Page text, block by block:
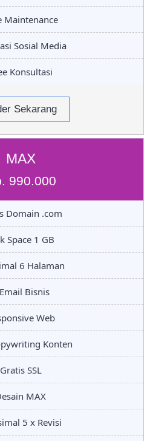
Maintenance
Sosial Media
Konsultasi
Sekarang
MAX
990.000
Domain .com
Space 1 GB
6 Halaman
Bisnis
Web
Konten
Gratis SSL
MAX
5 x Revisi